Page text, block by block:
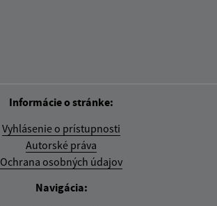
Informácie o stránke:
Vyhlásenie o prístupnosti
Autorské práva
Ochrana osobných údajov
Navigácia: